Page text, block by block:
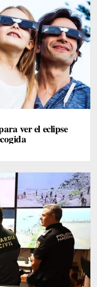
ver el eclipse